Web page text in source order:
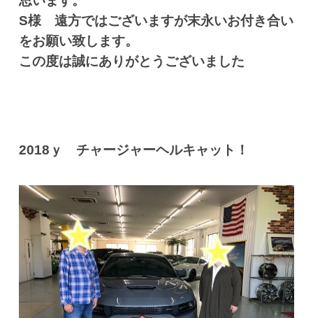
S様 遠方ではございますが末永いお付き合い
をお願い致します。
この度は誠にありがとうございました
2018ｙ チャージャーヘルキャット！